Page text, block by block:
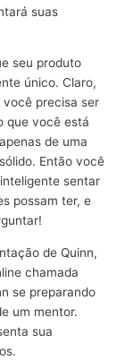
suas
seu produto
único. Claro,
você precisa ser
que você está
de uma
Então você
sentar
possam ter, e
de Quinn,
chamada
se preparando
um mentor.
sua